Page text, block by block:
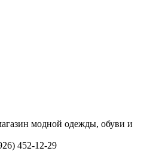
модной одежды, обуви и
452-12-29